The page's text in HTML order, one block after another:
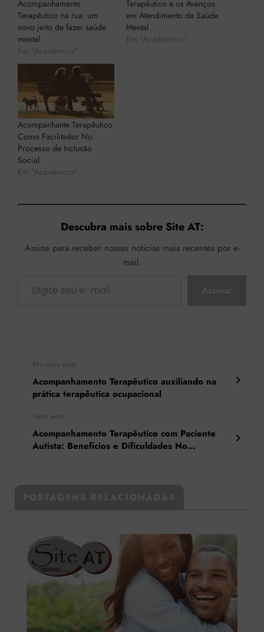
Acompanhamento
Terapêutico na rua: um
novo jeito de fazer saúde
mental
Em "Acadêmico"
Terapêutico e os Avanços
em Atendimento de Saúde
Mental
Em "Acadêmico"
Acompanhante Terapêutico
Como Facilitador No
Processo de Inclusão
Social
Em "Acadêmico"
Descubra mais sobre Site AT:
Assine para receber nossas notícias mais recentes por e-
mail.
Acompanhamento Terapêutico auxiliando na
prática terapêutica ocupacional
Acompanhamento Terapêutico com Paciente
Autista: Benefícios e Dificuldades No